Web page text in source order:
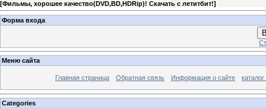
[Фильмы, хорошее качество(DVD,BD,HDRip)! Скачать с летитбит!]
Форма входа
Меню сайта
Главная страница Обратная связь Информация о сайте
Categories